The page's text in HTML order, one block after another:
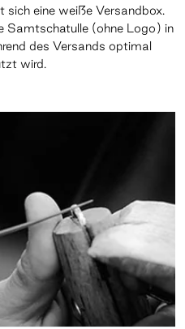
sich eine weiße Versandbox.
Samtschatulle (ohne Logo) in
des Versands optimal
wird.